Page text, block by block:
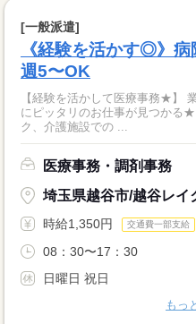
[一般派遣]
《経験を活かす◎》
週5〜OK
【経験を活かして医療事務★】
にピッタリのお仕事が見つかる★ ◇お仕事内容◇ 病院やクリニッ
ク、介護施設での ...
医療事務・調剤事務
埼玉県越谷市/越谷レイ
時給1,350円 交通費一部支給
08：30〜17：30
日曜日 祝日
もっ